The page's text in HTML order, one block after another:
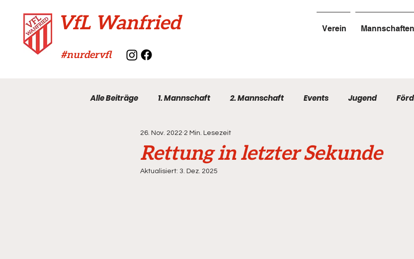
VfL Wanfried
#nurdervfl
Verein Mannschaften
Alle Beiträge 1. Mannschaft 2. Mannschaft Events Jugend
VfL-Archiv
Rettung in letzter Sekunde
26. Nov. 2022 2 Min. Lesezeit
Aktualisiert: 3. Dez. 2025